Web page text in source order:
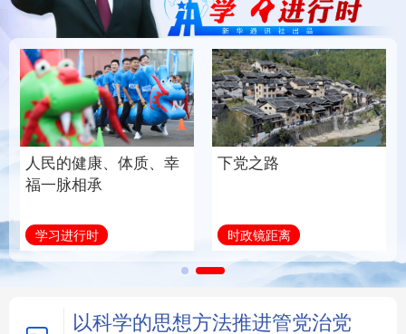
思客智库 全球连线 教育
科技 科创 量子 体育
文化 书画 健康 军事
访谈 视频 图片
信息化 数字经济
学术中国 乡村振兴 银龄 溯源中国
“我是人民的勤务员”
总书记治国理政故事
铸魂强党丨建设堪当民
学习新语
以科学的思想方法推进管党治党